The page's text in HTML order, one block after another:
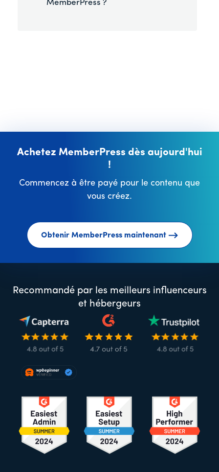
MemberPress ?
Achetez MemberPress dès aujourd'hui
!
Commencez à être payé pour le contenu que
vous créez.
Obtenir MemberPress maintenant
Recommandé par les meilleurs influenceurs
et hébergeurs